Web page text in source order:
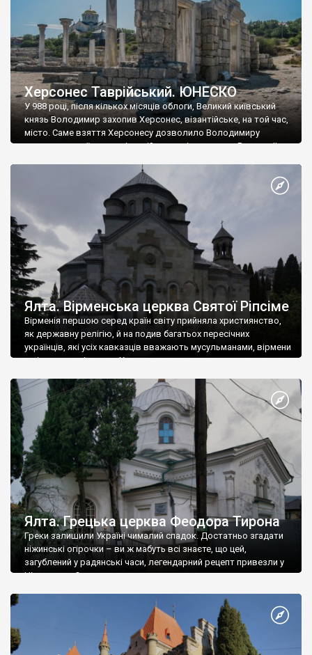
Херсонес Таврійський. ЮНЕСКО
У 988 році, після кількох місяців облоги, Великий київський
князь Володимир захопив Херсонес, візантійське, на той час,
місто. Саме взяття Херсонесу дозволило Володимиру
диктувати свої умови візантійському імператору Василю ІІ, та
Херсонесі Володимир-язичник, став Василем-християнином.
А потім було Хрещення Русі. На честь Херсонесу Таврійського
Ялта. Вірменська церква Святої Ріпсіме
Вірменія першою серед країн світу прийняла християнство,
як державну релігію, й на подив багатьох пересічних
українців, які усіх кавказців вважають мусульманами, вірмени
є відданими вірянами Христа
Ялта. Грецька церква Феодора Тирона
Греки залишили Україні чималий спадок. Достатньо згадати
ніжинські огірочки – ви ж мабуть всі знаєте, що цей,
загублений у радянські часи, легендарний рецепт привезли у
Ніжин греки?